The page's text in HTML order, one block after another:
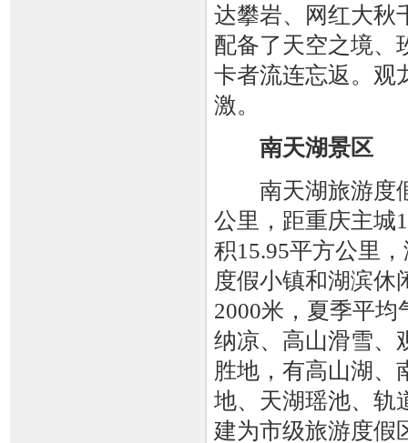
达攀岩、网红大秋
配备了天空之境、
卡者流连忘返。观
激。
南天湖景区
南天湖旅游度假
公里，距重庆主城
积15.95平方公里
度假小镇和湖滨休
2000米，夏季平
纳凉、高山滑雪、
胜地，有高山湖、
地、天湖瑶池、轨
建为市级旅游度假